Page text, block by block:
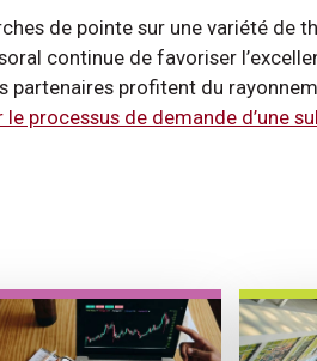
de pointe sur une variété de
continue de favoriser
partenaires profitent du
processus de demande d’une